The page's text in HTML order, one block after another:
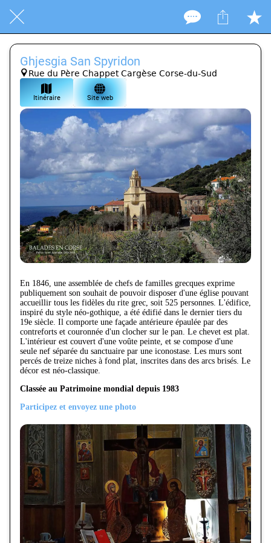
Ghjesgia San Spyridon
Rue du Père Chappet Cargèse Corse-du-Sud
Itinéraire Site web
En 1846, une assemblée de chefs de familles grecques exprime
publiquement son souhait de pouvoir disposer d'une église pouvant
accueillir tous les fidèles du rite grec, soit 525 personnes. L'édifice,
inspiré du style néo-gothique, a été édifié dans le dernier tiers du
19e siècle. Il comporte une façade antérieure épaulée par des
contreforts et couronnée d'un clocher sur le pan. Le chevet est plat.
L'intérieur est couvert d'une voûte peinte, et se compose d'une
seule nef séparée du sanctuaire par une iconostase. Les murs sont
percés de treize niches à fond plat, inscrites dans des arcs brisés. Le
décor est néo-classique.
Classée au Patrimoine mondial depuis 1983
Participez et envoyez une photo